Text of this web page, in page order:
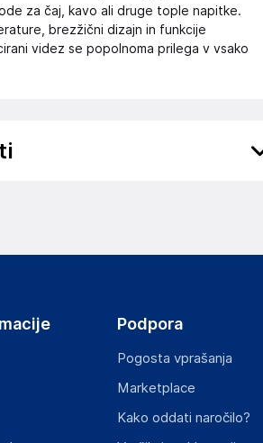
za čaj, kavo ali druge tople napitke.
brezžični dizajn in funkcije
videz se popolnoma prilega v vsako
izdelka z zahtevanimi predpisi.
Podpora
Pogosta vprašanja
Marketplace
Kako oddati naročilo?